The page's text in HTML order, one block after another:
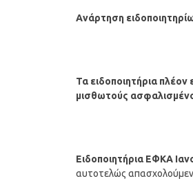
Ανάρτηση
Τα ειδοποιητήρια πλέον
μισθωτούς
Ειδοποιητήρια ΕΦΚΑ
αυτοτελώς